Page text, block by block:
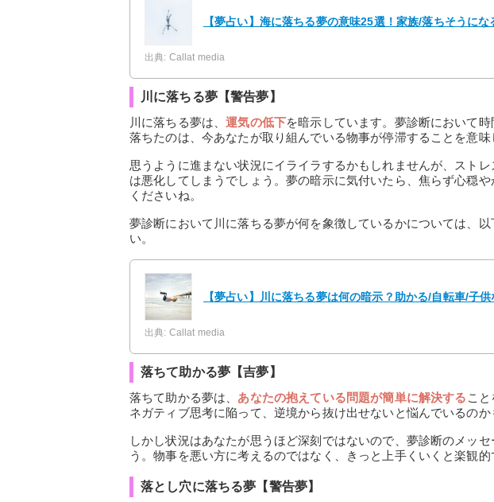
【夢占い】海に落ちる夢の意味25選！家族/落ちそうにな
出典: Callat media
川に落ちる夢【警告夢】
川に落ちる夢は、運気の低下を暗示しています。夢診断において
落ちたのは、今あなたが取り組んでいる物事が停滞することを意味
思うように進まない状況にイライラするかもしれませんが、スト
は悪化してしまうでしょう。夢の暗示に気付いたら、焦らず心穏
くださいね。
夢診断において川に落ちる夢が何を象徴しているかについては、
い。
【夢占い】川に落ちる夢は何の暗示？助かる/自転車/子
出典: Callat media
落ちて助かる夢【吉夢】
落ちて助かる夢は、 あなたの抱えている問題が簡単に解決する こ
ネガティブ思考に陥って、逆境から抜け出せないと悩んでいるのか
しかし状況はあなたが思うほど深刻ではないので、夢診断のメッ
う。物事を悪い方に考えるのではなく、きっと上手くいくと楽観的
落とし穴に落ちる夢【警告夢】